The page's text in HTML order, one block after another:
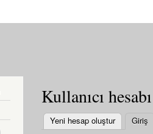
Kullanıcı hesabı
Yeni hesap oluştur Giriş